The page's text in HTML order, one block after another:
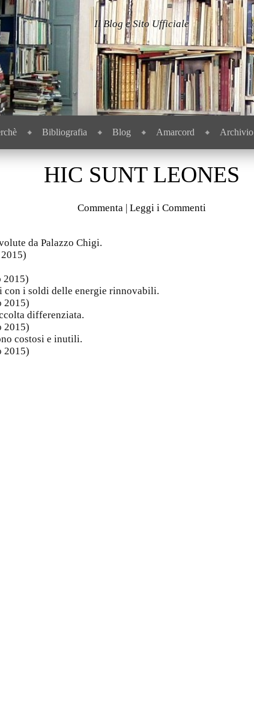
Il Blog e Sito Ufficiale
Bibliografia Blog Amarcord Archivio
HIC SUNT LEONES
Commenta | Leggi i Commenti
da Palazzo Chigi.
2015)
i soldi delle energie rinnovabili.
2015)
differenziata.
2015)
costosi e inutili.
2015)